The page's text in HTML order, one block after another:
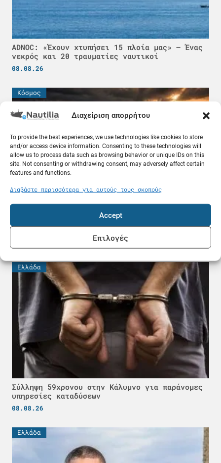
Διαχείριση απορρήτου
To provide the best experiences, we use technologies like cookies to store
and/or access device information. Consenting to these technologies will
allow us to process data such as browsing behavior or unique IDs on this
site. Not consenting or withdrawing consent, may adversely affect certain
features and functions.
Διαβάστε περισσότερα για αυτούς τους σκοπούς
Accept
Επιλογές
ADNOC: «Έχουν χτυπήσει 15 πλοία μας» – Ένας
νεκρός και 20 τραυματίες ναυτικοί
08.08.26
Κόσμος
Πετρέλαιο σε τιμή ευκαιρίας και τα δυσεύρετα
δεξαμενόπλοια: Τι συμβαίνει στον Περσικό
Ελλάδα
Σύλληψη 59χρονου στην Κάλυμνο για παράνομες
υπηρεσίες καταδύσεων
08.08.26
Ελλάδα